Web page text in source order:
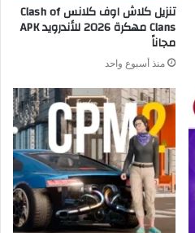
تنزيل كلاش اوف كلانس Clash of
Clans مهكرة 2026 للأندرويد APK
مجاناً
منذ أسبوع واحد